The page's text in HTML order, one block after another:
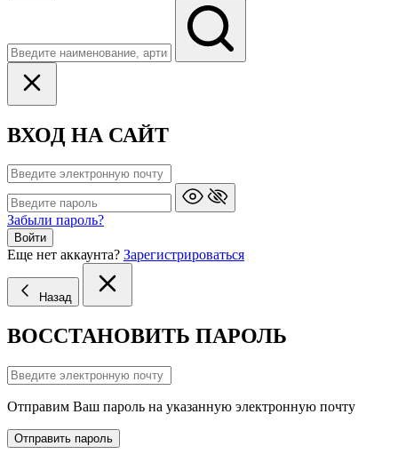
ВХОД НА САЙТ
Забыли пароль?
Войти
Еще нет аккаунта? Зарегистрироваться
Назад
ВОССТАНОВИТЬ ПАРОЛЬ
Отправим Ваш пароль на указанную электронную почту
Отправить пароль